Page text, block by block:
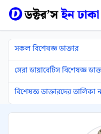
সকল বিশেষজ্ঞ ডাক্তার
সেরা ডায়াবেটিস বিশেষজ্ঞ
বিশেষজ্ঞ ডাক্তারদের তালিকা